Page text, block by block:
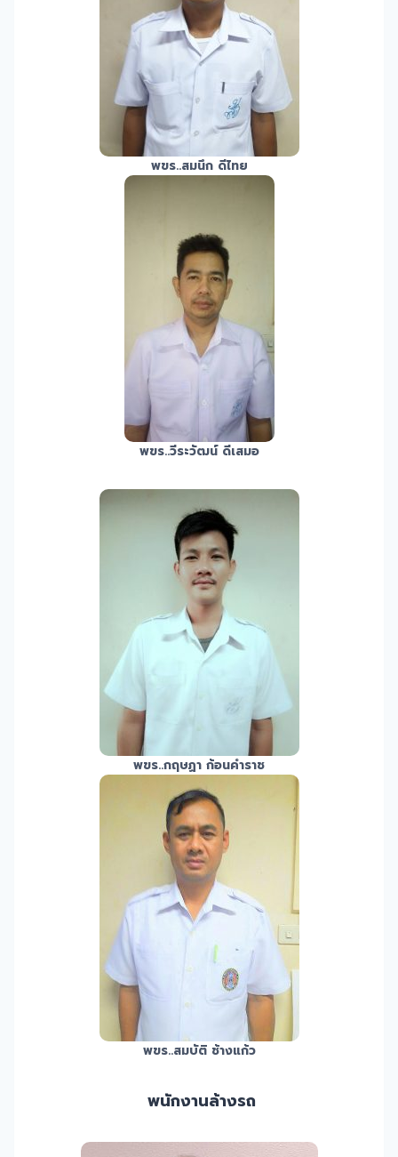
พขร..สมนึก ดีไทย
พขร..วีระวัฒน์ ดีเสมอ
พขร..กฤษฏา ก้อนคำราช
พขร..สมบัติ ช้างแก้ว
พนักงานล้างรถ